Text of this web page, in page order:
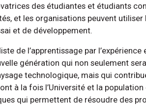
des étudiantes et étudiants
et les organisations peuvent
et de développement.
de l’apprentissage par l’expérience
génération qui non seulement
technologique, mais qui
à la fois l’Université et la population
qui permettent de résoudre des